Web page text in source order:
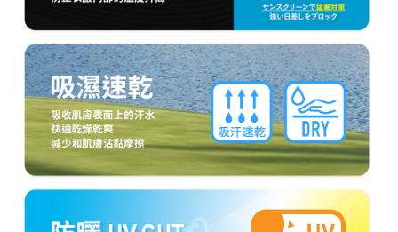
「AFTEE先享後付」，若未經同意申辦者引起之損失，本公司不負相關責
任。
時審查核予不同之上限額度；若仍有額度不足之情形，本公司將視審查結果
請求用戶進行身份認證。
５．嚴禁一人註冊多個帳號或使用他人資訊註冊。若發現惡意使用之情形，
恩沛科技股份有限公司將有權停止該用戶之使用額度並採取法律行動。
免運費
離島宅配
免運費